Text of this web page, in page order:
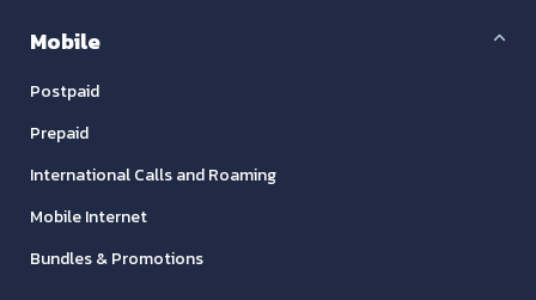
Mobile
Postpaid
Prepaid
International Calls and Roaming
Mobile Internet
Bundles & Promotions